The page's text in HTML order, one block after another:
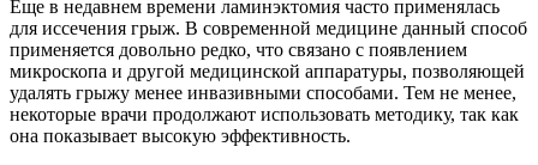
Еще в недавнем времени ламинэктомия часто применялась
для иссечения грыж. В современной медицине данный способ
применяется довольно редко, что связано с появлением
микроскопа и другой медицинской аппаратуры, позволяющей
удалять грыжу менее инвазивными способами. Тем не менее,
некоторые врачи продолжают использовать методику, так как
она показывает высокую эффективность.